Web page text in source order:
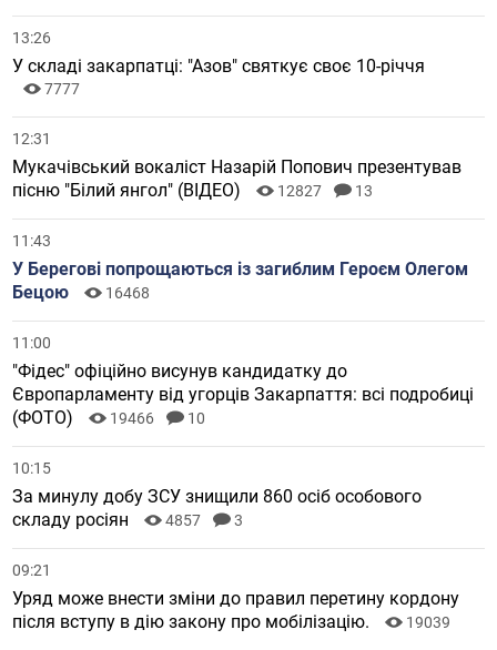
13:26
У складі закарпатці: "Азов" святкує своє 10-річчя
7777
12:31
Мукачівський вокаліст Назарій Попович презентував
пісню "Білий янгол" (ВІДЕО)
12827 13
11:43
У Берегові попрощаються із загиблим Героєм Олегом
Бецою
16468
11:00
"Фідес" офіційно висунув кандидатку до
Європарламенту від угорців Закарпаття: всі подробиці
(ФОТО)
19466 10
10:15
За минулу добу ЗСУ знищили 860 осіб особового
складу росіян
4857 3
09:21
Уряд може внести зміни до правил перетину кордону
після вступу в дію закону про мобілізацію.
19039